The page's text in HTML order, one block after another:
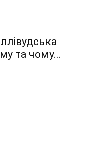
та чому...